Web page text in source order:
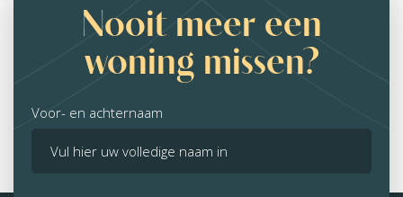
Nooit meer een
woning missen?
Voor- en achternaam